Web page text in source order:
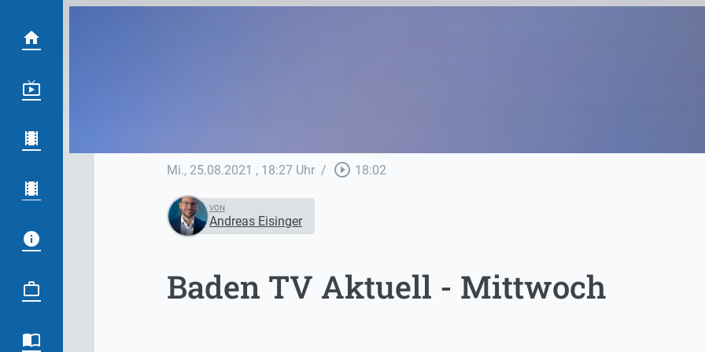
Mi., 25.08.2021 , 18:27 Uhr / play_circle_outline 18:02
VON
Andreas Eisinger
Baden TV Aktuell - Mittwoch